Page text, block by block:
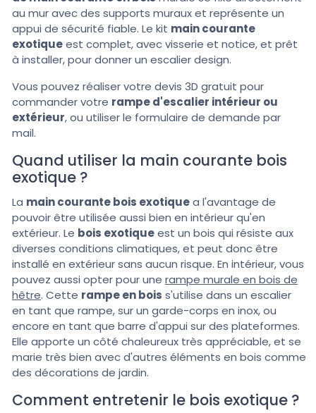
au mur avec des supports muraux et représente un
appui de sécurité fiable. Le kit main courante
exotiqueest complet, avec visserie et notice, et prêt
à installer, pour donner un escalier design.
Vous pouvez réaliser votre devis 3D gratuit pour
commander votre rampe d'escalier intérieur ou
extérieur, ou utiliser le formulaire de demande par
mail.
Quand utiliser la main courante bois
exotique ?
La main courante bois exotiquea l'avantage de
pouvoir être utilisée aussi bien en intérieur qu'en
extérieur. Le bois exotiqueest un bois qui résiste aux
diverses conditions climatiques, et peut donc être
installé en extérieur sans aucun risque. En intérieur, vous
pouvez aussi opter pour une rampe murale en bois de
hêtre. Cette rampe en bois s'utilise dans un escalier
en tant que rampe, sur un garde-corps en inox, ou
encore en tant que barre d'appui sur des plateformes.
Elle apporte un côté chaleureux très appréciable, et se
marie très bien avec d'autres éléments en bois comme
des décorations de jardin.
Comment entretenir le bois exotique ?